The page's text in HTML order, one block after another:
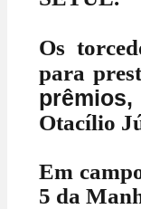
Os
para
prêmios,
Otacílio
Em
5 da